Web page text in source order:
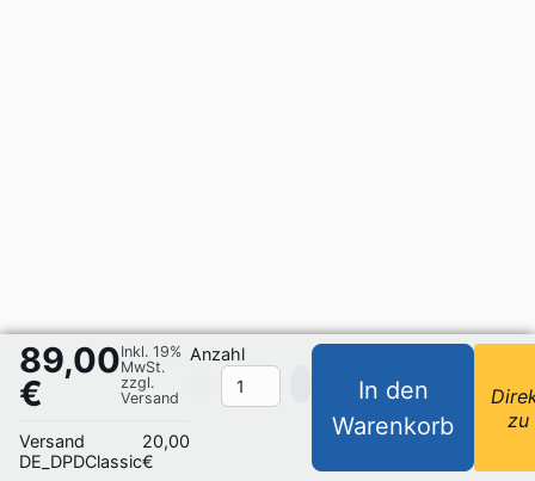
89,00
€
Inkl. 19%
MwSt.
zzgl.
Versand
Versand
DE_DPDClassic
20,00
€
Anzahl
In den
Warenkorb
zu